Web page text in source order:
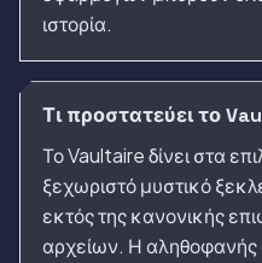
ιστορία.
Τι προστατεύει το
Το Vaultaire δίνει στα
ξεχωριστό μυστικό
εκτός της κανονικής
αρχείων. Η αληθοφανής